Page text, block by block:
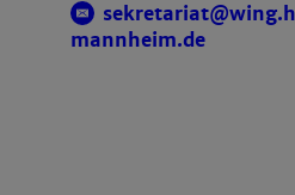
mannheim.de